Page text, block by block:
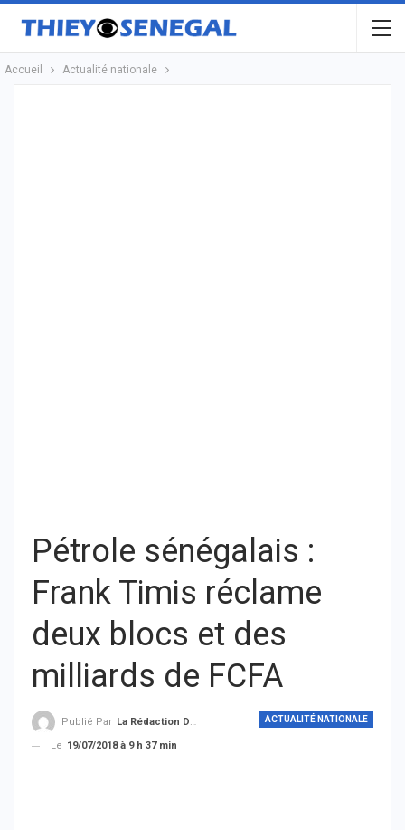
Accueil Actualité nationale
Pétrole sénégalais :
Frank Timis réclame
deux blocs et des
milliards de FCFA
ACTUALITÉ NATIONALE
Publié Par La Rédaction De THIEYSENEGAL.com
Le 19/07/2018 à 9 h 37 min